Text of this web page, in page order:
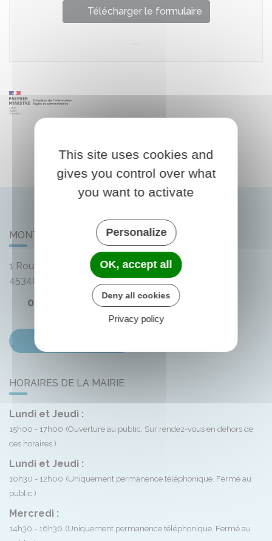
Télécharger le formulaire
MONTLIARD
1 Route de Bellegarde
45340
02 38 33 72 59
HORAIRES DE LA MAIRIE
Lundi et Jeudi :
15h00 - 17h00 (Ouverture au public. Sur rendez-vous en dehors de
ces horaires.)
Lundi et Jeudi :
10h30 - 12h00 (Uniquement permanence téléphonique. Fermé au
public.)
Mercredi :
14h30 - 16h30 (Uniquement permanence téléphonique. Fermé au
This site uses cookies and
gives you control over what
you want to activate
Personalize
OK, accept all
Deny all cookies
Privacy policy